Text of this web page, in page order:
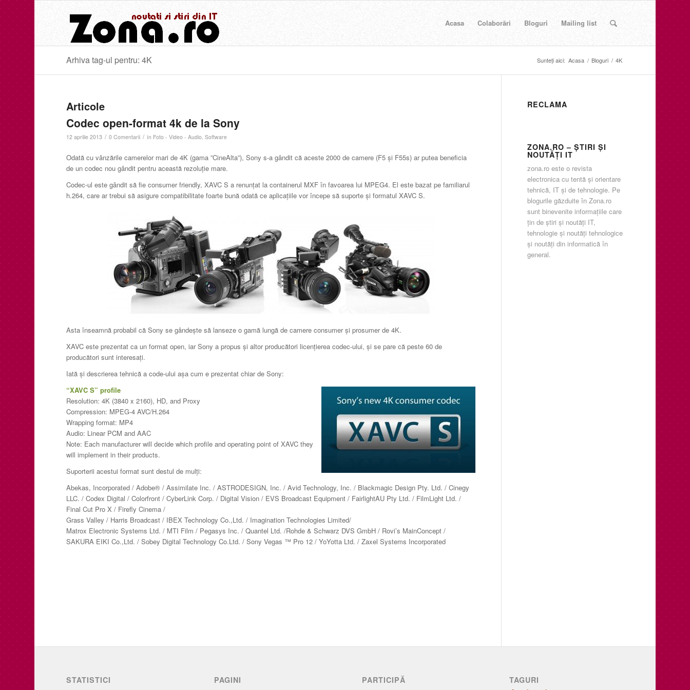
Acasa Colaborări Bloguri Mailing list
Arhiva tag-ul pentru: 4K Sunteți aici: Acasa / Bloguri / 4K
Articole
Codec open-format 4k de la Sony
12 aprilie 2013 / 0 Comentarii / în Foto - Video - Audio,Software
Odată cu vânzările camerelor mari de 4K (gama ”CineAlta”), Sony s-a gândit că aceste 2000 de camere (F5 și F55s) ar putea beneficia
de un codec nou gândit pentru această rezoluție mare.
Codec-ul este gândit să fie consumer friendly, XAVC S a renunțat la containerul MXF în favoarea lui MPEG4. El este bazat pe familiarul
h.264, care ar trebui să asigure compatibilitate foarte bună odată ce aplicațiile vor începe să suporte și formatul XAVC S.
Asta înseamnă probabil că Sony se gândește să lanseze o gamă lungă de camere consumer și prosumer de 4K.
XAVC este prezentat ca un format open, iar Sony a propus și altor producători licențierea codec-ului, și se pare că peste 60 de
producători sunt interesați.
Iată și descrierea tehnică a code-ului așa cum e prezentat chiar de Sony:
“XAVC S” profile
Resolution: 4K (3840 x 2160), HD, and Proxy
Compression: MPEG-4 AVC/H.264
Wrapping format: MP4
Audio: Linear PCM and AAC
Note: Each manufacturer will decide which profile and operating point of XAVC they
will implement in their products.
Suporterii acestui format sunt destul de mulți:
Abekas, Incorporated / Adobe® / Assimilate Inc. / ASTRODESIGN, Inc. / Avid Technology, Inc. / Blackmagic Design Pty. Ltd. / Cinegy
LLC. / Codex Digital / Colorfront / CyberLink Corp. / Digital Vision / EVS Broadcast Equipment / FairlightAU Pty Ltd. / FilmLight Ltd. /
Final Cut Pro X / Firefly Cinema /
Grass Valley / Harris Broadcast / IBEX Technology Co.,Ltd. / Imagination Technologies Limited/
Matrox Electronic Systems Ltd. / MTI Film / Pegasys Inc. / Quantel Ltd. /Rohde & Schwarz DVS GmbH / Rovi’s MainConcept /
SAKURA EIKI Co.,Ltd. / Sobey Digital Technology Co.Ltd. / Sony Vegas ™ Pro 12 / YoYotta Ltd. / Zaxel Systems Incorporated
RECLAMA
ZONA.RO – ŞTIRI ŞI
NOUTĂŢI IT
zona.ro este o revista
electronica cu tentă şi orientare
tehnică, IT şi de tehnologie. Pe
blogurile găzduite în Zona.ro
sunt binevenite informaţiile care
ţin de ştiri şi noutăţi IT,
tehnologie şi noutăţi tehnologice
şi noutăţi din informatică în
general.
STATISTICI PAGINI PARTICIPĂ TAGURI